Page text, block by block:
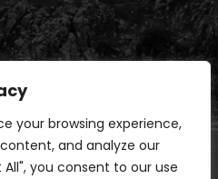
your browsing experience,
and analyze our
you consent to our use